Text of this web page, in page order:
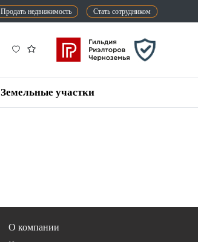
Продать недвижимость Стать сотрудником
Земельные участки
О компании